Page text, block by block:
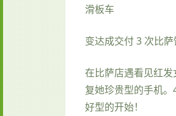
滑板车
变达成交付 3 次比萨
在比萨店遇看见红
复她珍贵型的手机
好型的开始！